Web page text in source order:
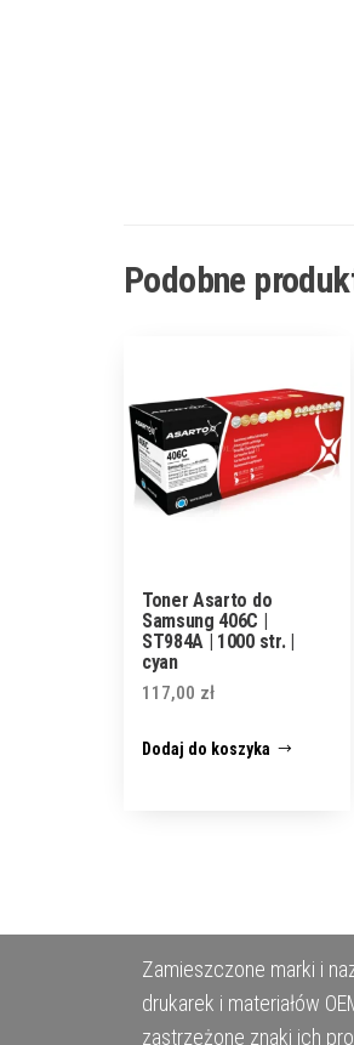
Podobne
Toner Asarto do
Samsung 406C |
ST984A | 1000 str. |
cyan
117,00 zł
Dodaj do koszyka
Zamieszczone marki i
drukarek i materiałów
zastrzeżone znaki ich